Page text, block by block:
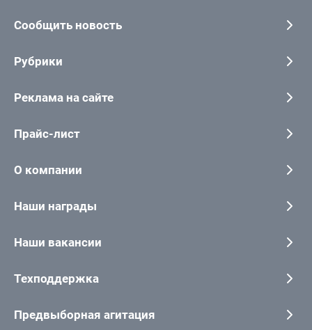
Сообщить новость
Рубрики
Реклама на сайте
Прайс-лист
О компании
Наши награды
Наши вакансии
Техподдержка
Предвыборная агитация